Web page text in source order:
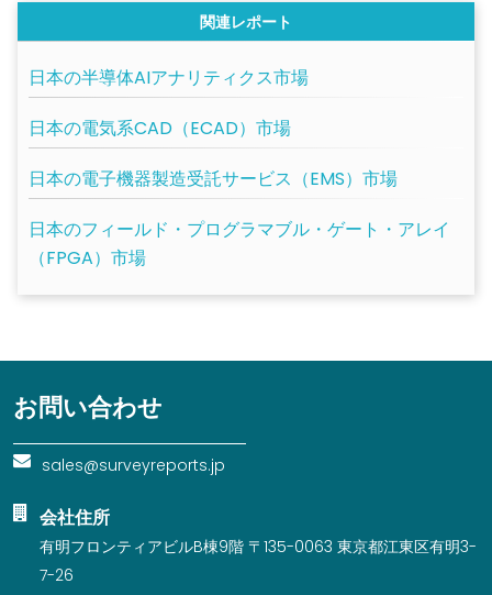
関連レポート
日本の半導体AIアナリティクス市場
日本の電気系CAD（ECAD）市場
日本の電子機器製造受託サービス（EMS）市場
日本のフィールド・プログラマブル・ゲート・アレイ
（FPGA）市場
お問い合わせ
sales@surveyreports.jp
会社住所
有明フロンティアビルB棟9階 〒135-0063 東京都江東区有明3-
7-26